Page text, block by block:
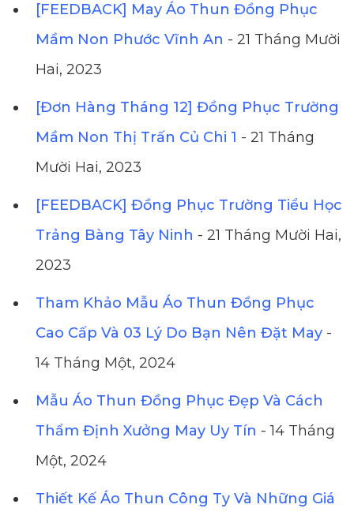
[FEEDBACK] May Áo Thun Đồng Phục
Mầm Non Phước Vĩnh An - 21 Tháng Mười
Hai, 2023
[Đơn Hàng Tháng 12] Đồng Phục Trường
Mầm Non Thị Trấn Củ Chi 1 - 21 Tháng
Mười Hai, 2023
[FEEDBACK] Đồng Phục Trường Tiểu Học
Trảng Bàng Tây Ninh - 21 Tháng Mười Hai,
2023
Tham Khảo Mẫu Áo Thun Đồng Phục
Cao Cấp Và 03 Lý Do Bạn Nên Đặt May -
14 Tháng Một, 2024
Mẫu Áo Thun Đồng Phục Đẹp Và Cách
Thẩm Định Xưởng May Uy Tín - 14 Tháng
Một, 2024
Thiết Kế Áo Thun Công Ty Và Những Giá